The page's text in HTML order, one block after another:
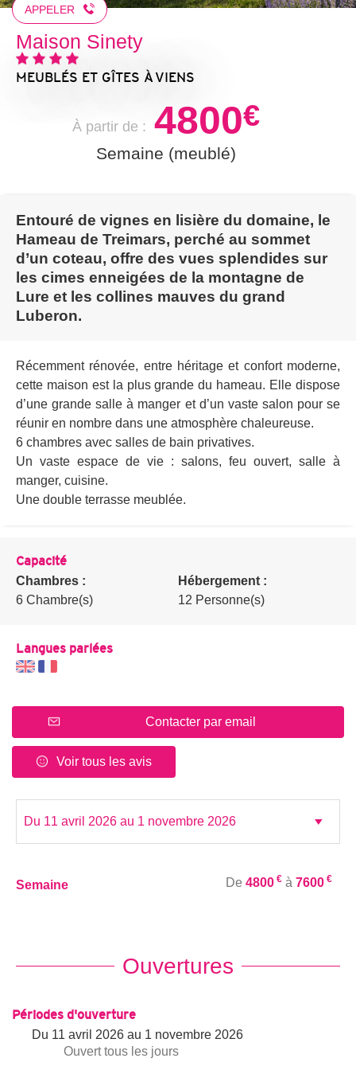
APPELER
Maison Sinety
MEUBLÉS ET GÎTES À VIENS
À partir de : 4800€
Semaine (meublé)
Entouré de vignes en lisière du domaine, le
Hameau de Treimars, perché au sommet
d’un coteau, offre des vues splendides sur
les cimes enneigées de la montagne de
Lure et les collines mauves du grand
Luberon.
Récemment rénovée, entre héritage et confort moderne,
cette maison est la plus grande du hameau. Elle dispose
d’une grande salle à manger et d’un vaste salon pour se
réunir en nombre dans une atmosphère chaleureuse.
6 chambres avec salles de bain privatives.
Un vaste espace de vie : salons, feu ouvert, salle à
manger, cuisine.
Une double terrasse meublée.
Capacité
Chambres :
6 Chambre(s)
Hébergement :
12 Personne(s)
Langues parlées
Contacter par email
Voir tous les avis
Semaine De 4800 € à 7600 €
Ouvertures
Périodes d'ouverture
Du 11 avril 2026 au 1 novembre 2026
Ouverttous les jours